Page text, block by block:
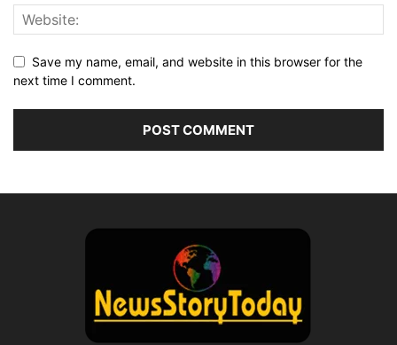
Save my name, email, and website in this browser for the
next time I comment.